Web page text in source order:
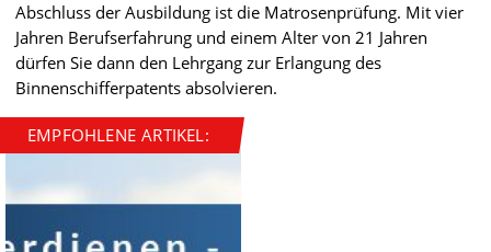
Abschluss der Ausbildung ist die Matrosenprüfung. Mit vier
Jahren Berufserfahrung und einem Alter von 21 Jahren
dürfen Sie dann den Lehrgang zur Erlangung des
Binnenschifferpatents absolvieren.
EMPFOHLENE ARTIKEL: